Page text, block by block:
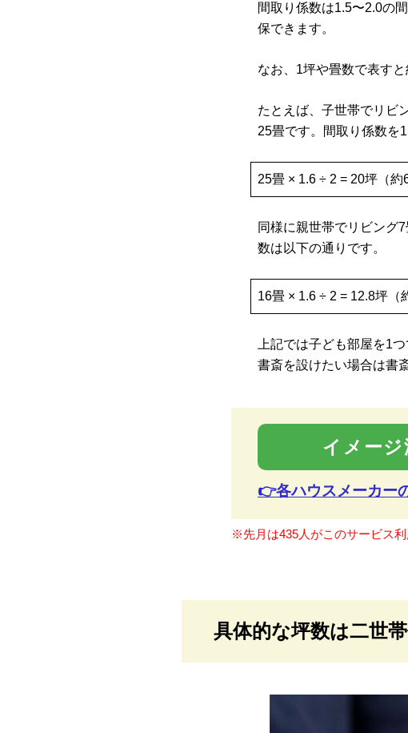
間取り係数は1.5〜2.0の
保できます。
なお、1坪や畳数で表す
たとえば、子世帯でリビ
25畳です。間取り係数を
25畳 × 1.6 ÷ 2 = 20坪（約
同様に親世帯でリビング
数は以下の通りです。
16畳 × 1.6 ÷ 2 = 12.8坪（
上記では子ども部屋を1
書斎を設けたい場合は書
イメー
👉各ハウスメーカー
※先月は435人がこのサービス利
具体的な坪数は二世